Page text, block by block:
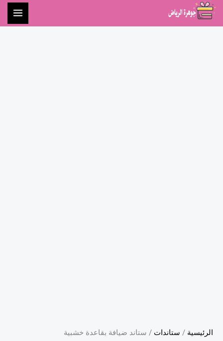
تخطي
إلى
الرئيسية / ستاندات / ستاند ضيافة بقاعدة خشبية